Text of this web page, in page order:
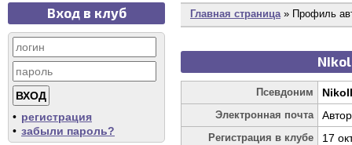
Вход в клуб
• регистрация
• забыли пароль?
Главная страница» Профиль
Псевдоним
Электронная почта
Регистрация в клубе 17